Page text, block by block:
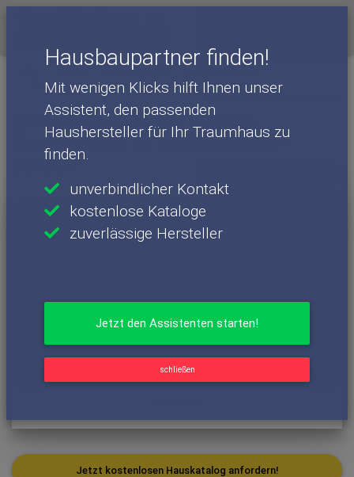
Hausbaupartner finden!
Mit wenigen Klicks hilft Ihnen unser
Assistent, den passenden
Haushersteller für Ihr Traumhaus zu
finden.
unverbindlicher Kontakt
kostenlose Kataloge
zuverlässige Hersteller
Jetzt den Assistenten starten!
schließen
Haushersteller
Fingerhut Haus - Häuser
London
Einfamilienhaus: Fertighaus-
Familienhaus im modernen Stil -
London
Jetzt kostenlosen Hauskatalog anfordern!